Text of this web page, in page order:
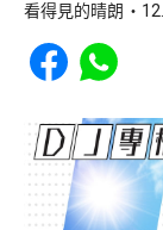
看得見的晴朗
Share to Facebook
Share to